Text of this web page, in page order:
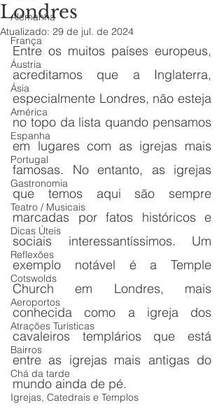
Alemanha
França
Áustria
Ásia
América
Espanha
Portugal
Gastronomia
Teatro / Musicais
Dicas Úteis
Reflexões
Cotswolds
Aeroportos
Atrações Turísticas
Bairros
Chá da tarde
Igrejas, Catedrais e Templos
Londres
Atualizado: 29 de jul. de 2024
Entre os muitos países europeus,
acreditamos que a Inglaterra,
especialmente Londres, não esteja
no topo da lista quando pensamos
em lugares com as igrejas mais
famosas. No entanto, as igrejas
que temos aqui são sempre
marcadas por fatos históricos e
sociais interessantíssimos. Um
exemplo notável é a Temple
Church em Londres, mais
conhecida como a igreja dos
cavaleiros templários que está
entre as igrejas mais antigas do
mundo ainda de pé.